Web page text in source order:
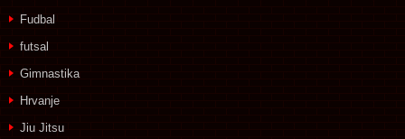
Fudbal
futsal
Gimnastika
Hrvanje
Jiu Jitsu